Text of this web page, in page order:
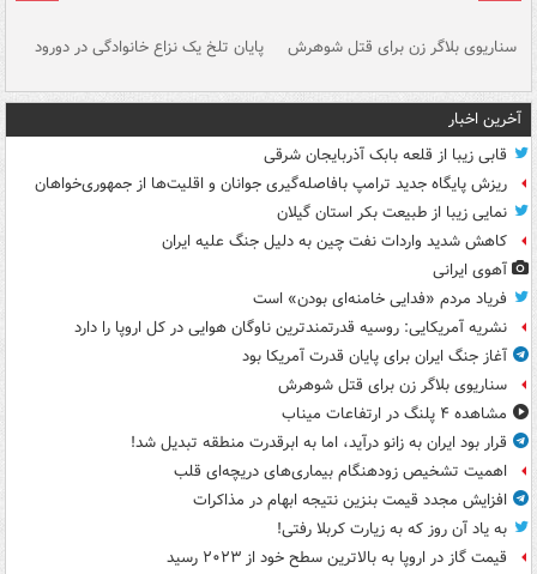
سناریوی بلاگر زن برای قتل شوهرش پایان تلخ یک نزاع خانوادگی در دورود
آخرین اخبار
قابی زیبا از قلعه بابک آذربایجان شرقی
ریزش پایگاه جدید ترامپ بافاصله‌گیری جوانان و اقلیت‌ها از جمهوری‌خواهان
نمایی زیبا از طبیعت بکر استان گیلان
کاهش شدید واردات نفت چین به دلیل جنگ علیه ایران
آهوی ایرانی
فریاد مردم «فدایی خامنه‌ای بودن» است
نشریه آمریکایی: روسیه قدرتمندترین ناوگان هوایی در کل اروپا را دارد
آغاز جنگ ایران برای پایان قدرت آمریکا بود
سناریوی بلاگر زن برای قتل شوهرش
مشاهده ۴ پلنگ در ارتفاعات میناب
قرار بود ایران به زانو درآید، اما به ابرقدرت منطقه تبدیل شد!
اهمیت تشخیص زودهنگام بیماری‌های دریچه‌ای قلب
افزایش مجدد قیمت بنزین نتیجه ابهام در مذاکرات
به یاد آن روز که به زیارت کربلا رفتی!
قیمت گاز در اروپا به بالاترین سطح خود از ۲۰۲۳ رسید